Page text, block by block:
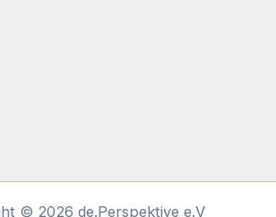
© 2026 de.Perspektive e.V